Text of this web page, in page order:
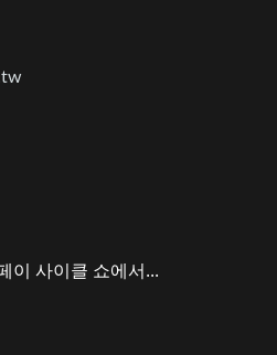
이 사이클 쇼에서...